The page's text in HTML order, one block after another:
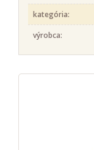
kategória:
výrobca: